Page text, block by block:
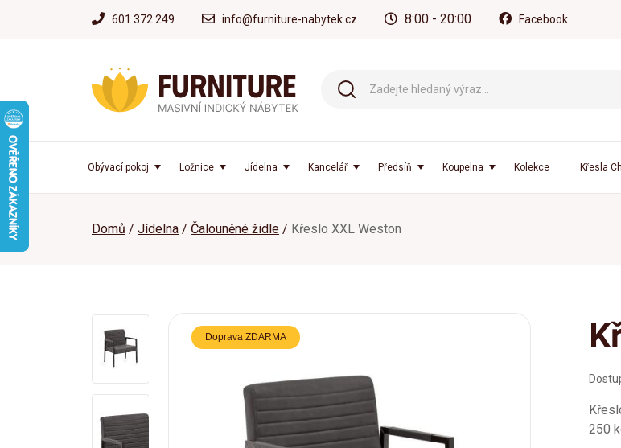
601 372 249 info@furniture-nabytek.cz 8:00 - 20:00 Facebook
Obývací pokoj Ložnice Jídelna Kancelář Předsíň Koupelna Kolekce Křesla
Domů Jídelna Čalouněné židle Křeslo XXL Weston
Doprava ZDARMA
250